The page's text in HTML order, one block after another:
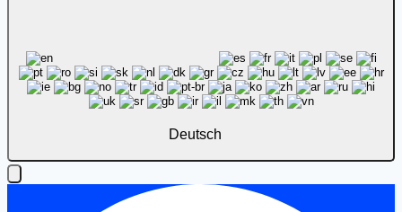
Deutsch